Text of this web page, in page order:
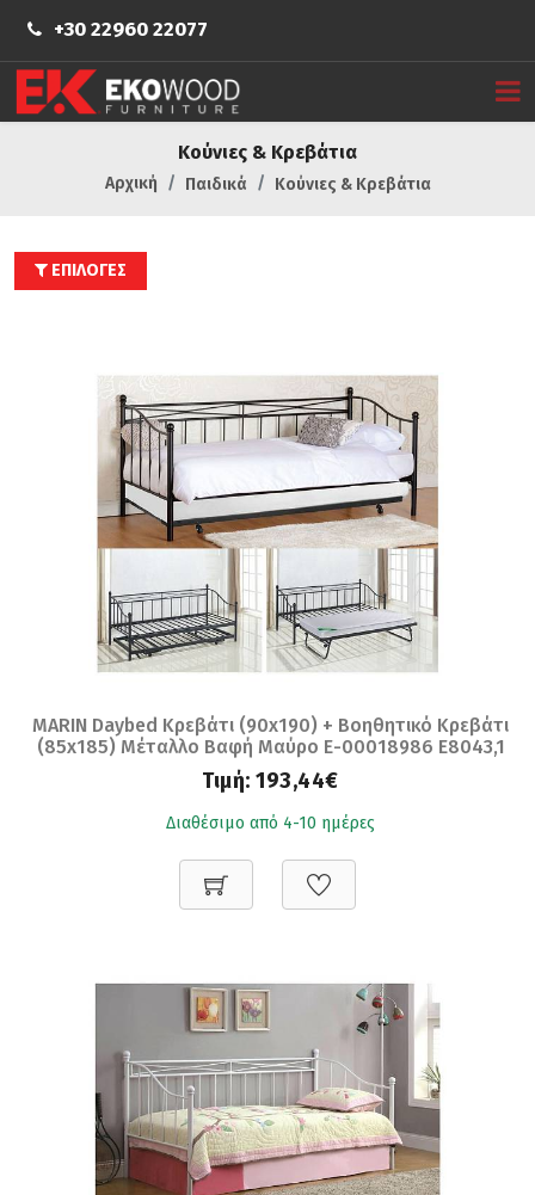
+30 22960 22077
Κούνιες & Κρεβάτια
Αρχική Παιδικά Κούνιες & Κρεβάτια
ΕΠΙΛΟΓΕΣ
MARIN Daybed Κρεβάτι (90x190) + Βοηθητικό Κρεβάτι
(85x185) Μέταλλο Βαφή Μαύρο Ε-00018986 Ε8043,1
Τιμή:193,44€
Διαθέσιμο από 4-10 ημέρες